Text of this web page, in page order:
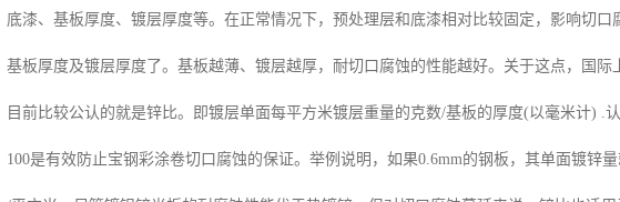
底漆、基板厚度、镀层厚度等。在正常情况下，预处理层和底漆相对比较固定，影响切口
基板厚度及镀层厚度了。基板越薄、镀层越厚，耐切口腐蚀的性能越好。关于这点，国际
目前比较公认的就是锌比。即镀层单面每平方米镀层重量的克数/基板的厚度(以毫米计) .
100是有效防止宝钢彩涂卷切口腐蚀的保证。举例说明，如果0.6mm的钢板，其单面镀锌